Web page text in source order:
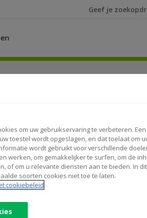
Ik ben op zoek
om uw gebruikservaring te verbeteren.
toestel wordt opgeslagen, en dat toelaat om
wordt gebruikt voor verschillende
werken, om gemakkelijker te surfen, om de
of om u relevante diensten aan te bieden. In
soorten cookies niet toe te laten.
cookiebeleid